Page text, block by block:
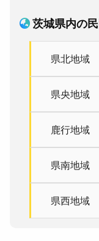
茨城県内の
県北地域
県央地域
鹿行地域
県南地域
県西地域